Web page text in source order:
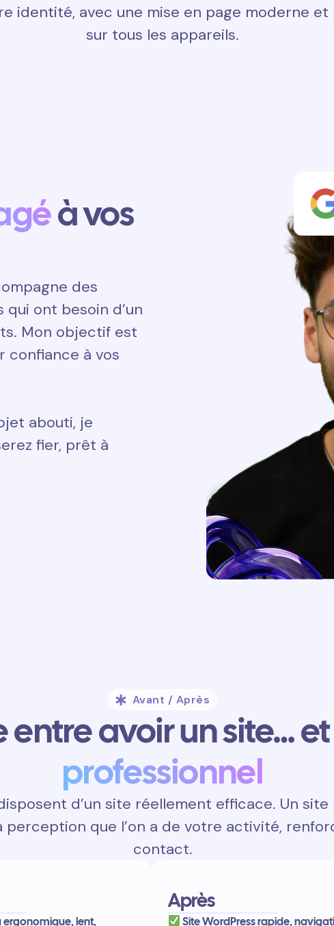
identité, avec une mise en page moderne
sur tous les appareils.
à vos
des
ont besoin d’un
Mon objectif est
confiance à vos
abouti, je
fier, prêt à
Avant / Après
avoir un site…
professionnel
d’un site réellement efficace. Un
perception que l’on a de votre activité,
contact.
ergonomique, lent,
Après
Site WordPress rapide,